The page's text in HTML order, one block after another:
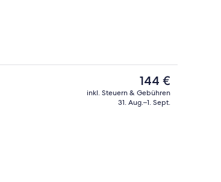
Der
aktuelle
Preis
144 €
inkl. Steuern & Gebühren
31. Aug.–1. Sept.